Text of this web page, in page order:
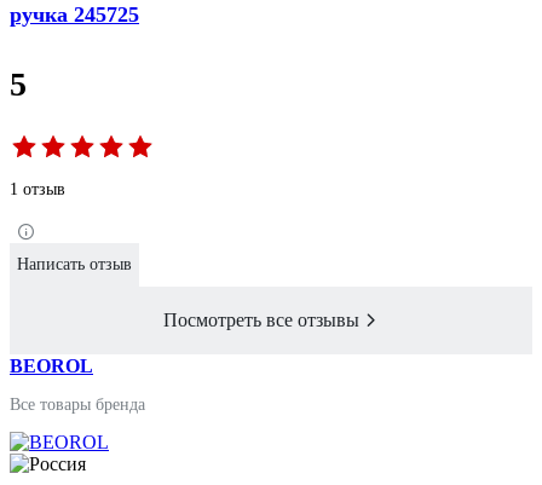
ручка 245725
5
1 отзыв
Написать отзыв
Посмотреть все отзывы
BEOROL
Все товары бренда